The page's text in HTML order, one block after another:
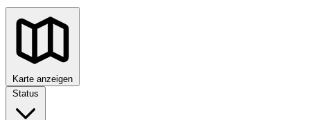
Karte anzeigen
Status